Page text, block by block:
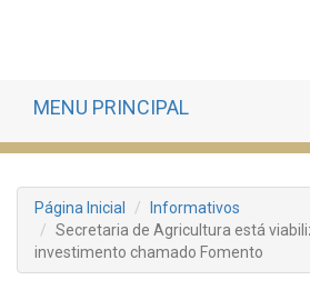
MENU PRINCIPAL
Página Inicial
Informativos
Secretaria de Agricultura está
investimento chamado Fomento